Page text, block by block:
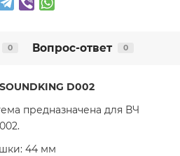
0 Вопрос-ответ 0
SOUNDKING D002
предназначена для ВЧ
44 мм